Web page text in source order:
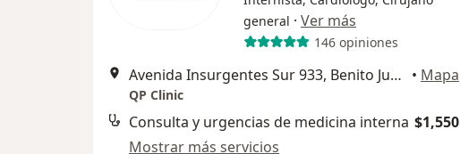
general · Ver más
146 opiniones
Avenida Insurgentes Sur 933, Benito Juárez • Mapa
QP Clinic
Consulta y urgencias de medicina interna $1,550
Mostrar más servicios